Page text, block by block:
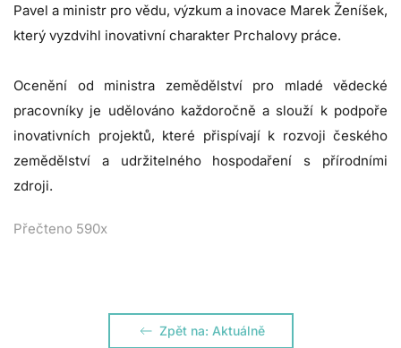
Pavel a ministr pro vědu, výzkum a inovace Marek Ženíšek,
který vyzdvihl inovativní charakter Prchalovy práce.
Ocenění od ministra zemědělství pro mladé vědecké
pracovníky je udělováno každoročně a slouží k podpoře
inovativních projektů, které přispívají k rozvoji českého
zemědělství a udržitelného hospodaření s přírodními
zdroji.
Přečteno 590x
Zpět na: Aktuálně